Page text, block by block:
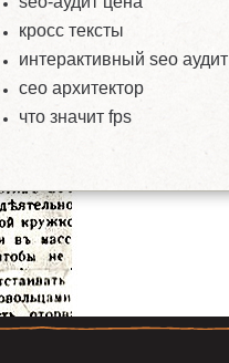
кросс тексты
интерактивный seo аудит
сео архитектор
что значит fps